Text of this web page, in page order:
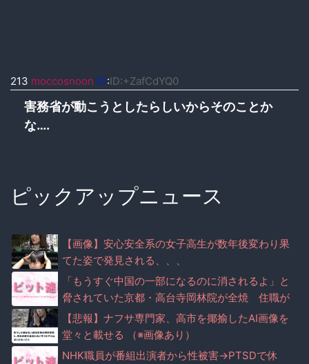
213 moccosnoon ID:ID:+ZafCdYQ0
害務省が動こうとしたらしいからそのことか
な….
ピックアップニュース
【画像】安心安全系の女子高生が数年後変わり果
てた姿で発見される、、、
「もうすぐ中国の一部になるのに消されるよ」と
脅されていた京都・高台寺岡林院が全焼 住職が
マナー注意で脅迫されていた事実が判明
【悲報】ナフサ専門家、高市を揶揄したAI画像を
堂々と載せる （※画像あり）
NHK職員が番組出演者から性被害→PTSDで休